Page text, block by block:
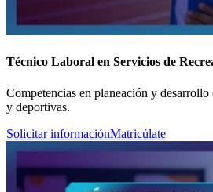
Técnico Laboral en Servicios de
Competencias en planeación y
y deportivas.
Solicitar informaciónMatricúlate